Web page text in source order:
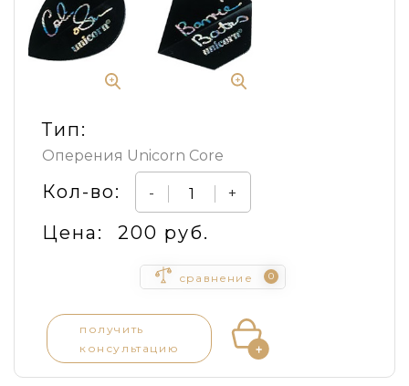
Тип:
Оперения Unicorn Core
Кол-во: - +
Цена: 200 руб.
сравнение 0
получить
консультацию